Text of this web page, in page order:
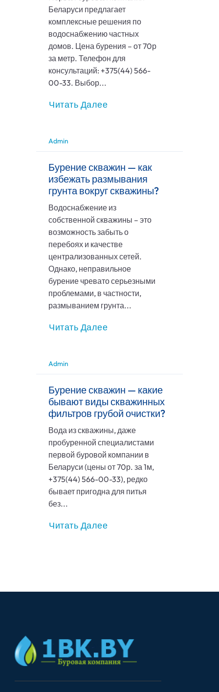
Беларуси предлагает
комплексные решения по
водоснабжению частных
домов. Цена бурения – от 70р
за метр. Телефон для
консультаций: +375(44) 566-
00-33. Выбор...
Читать Далее
Admin
Бурение скважин — как
избежать размывания
грунта вокруг скважины?
Водоснабжение из
собственной скважины – это
возможность забыть о
перебоях и качестве
централизованных сетей.
Однако, неправильное
бурение чревато серьезными
проблемами, в частности,
размыванием грунта...
Читать Далее
Admin
Бурение скважин — какие
бывают виды скважинных
фильтров грубой очистки?
Вода из скважины, даже
пробуренной специалистами
первой буровой компании в
Беларуси (цены от 70р. за 1м,
+375(44) 566-00-33), редко
бывает пригодна для питья
без...
Читать Далее